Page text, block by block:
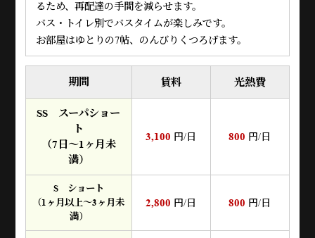
るため、再配達の手間を減らせます。
バス・トイレ別でバスタイムが楽しみです。
お部屋はゆとりの7帖、のんびりくつろげます。
期間 賃料 光熱費
SS スーパショー
ト
（7日～1ヶ月未
満）
3,100 円/日 800 円/日
S ショート
（1ヶ月以上～3ヶ月未
満）
2,800 円/日 800 円/日